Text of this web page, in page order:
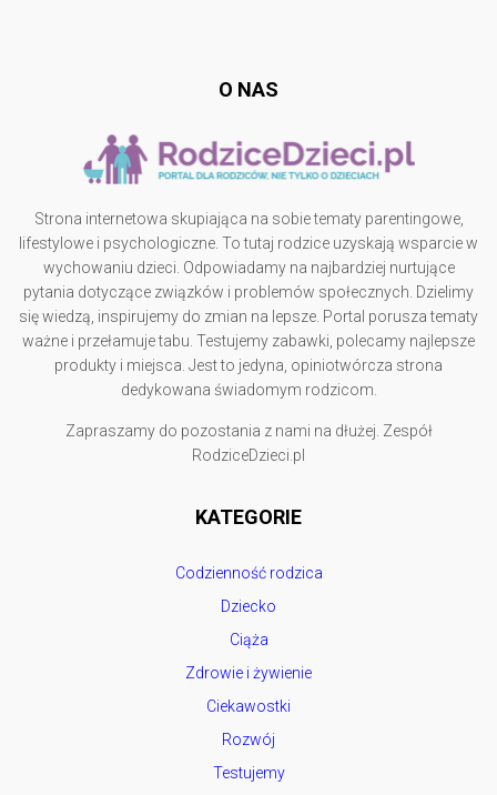
O NAS
Strona internetowa skupiająca na sobie tematy parentingowe,
lifestylowe i psychologiczne. To tutaj rodzice uzyskają wsparcie w
wychowaniu dzieci. Odpowiadamy na najbardziej nurtujące
pytania dotyczące związków i problemów społecznych. Dzielimy
się wiedzą, inspirujemy do zmian na lepsze. Portal porusza tematy
ważne i przełamuje tabu. Testujemy zabawki, polecamy najlepsze
produkty i miejsca. Jest to jedyna, opiniotwórcza strona
dedykowana świadomym rodzicom.
Zapraszamy do pozostania z nami na dłużej. Zespół
RodziceDzieci.pl
KATEGORIE
Codzienność rodzica
Dziecko
Ciąża
Zdrowie i żywienie
Ciekawostki
Rozwój
Testujemy